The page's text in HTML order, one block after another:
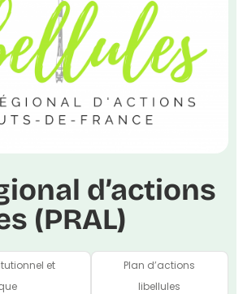
d’actions
(PRAL)
et
Plan d’actions
libellules